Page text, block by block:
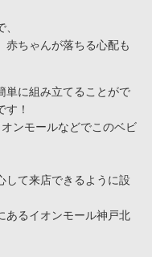
赤ちゃんが落ちる心配も
単に組み立てることがで
！
ンモールなどでこのベビ
して来店できるように設
あるイオンモール神戸北